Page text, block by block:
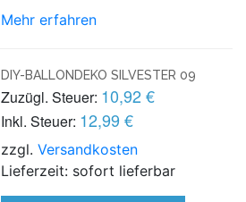
Mehr erfahren
DIY-BALLONDEKO SILVESTER 09
Zuzügl. Steuer: 10,92 €
Inkl. Steuer: 12,99 €
zzgl.Versandkosten
Lieferzeit: sofort lieferbar